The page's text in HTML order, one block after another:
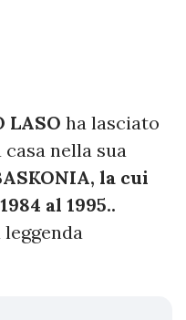
LASO ha lasciato
nella sua
la cui
al 1995..